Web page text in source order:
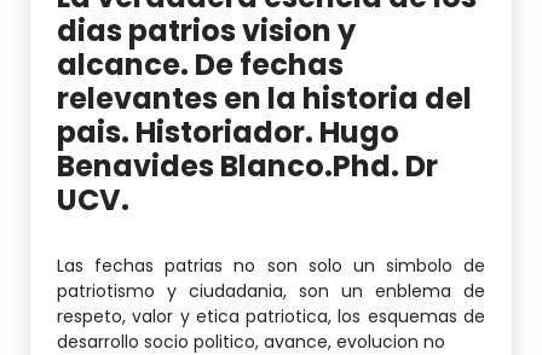
dias patrios vision y
alcance. De fechas
relevantes en la historia del
pais. Historiador. Hugo
Benavides Blanco.Phd. Dr
UCV.
Las fechas patrias no son solo un simbolo de
patriotismo y ciudadania, son un enblema de
respeto, valor y etica patriotica, los esquemas de
desarrollo socio politico, avance, evolucion no